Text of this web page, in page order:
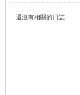
還沒有相關的日誌